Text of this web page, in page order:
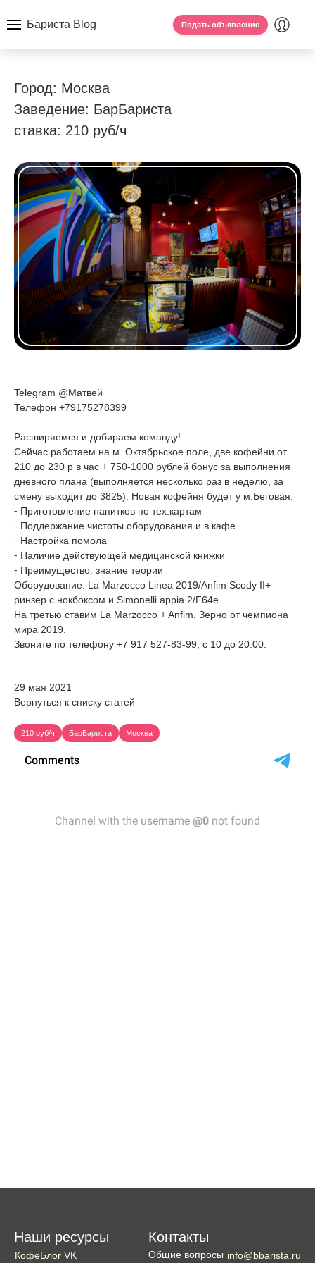
Бариста Blog Подать объявление
Город: Москва
Заведение: БарБариста
ставка: 210 руб/ч
Telegram @Матвей
Телефон +79175278399
Расширяемся и добираем команду!
Сейчас работаем на м. Октябрьское поле, две кофейни от
210 до 230 р в час + 750-1000 рублей бонус за выполнения
дневного плана (выполняется несколько раз в неделю, за
смену выходит до 3825). Новая кофейня будет у м.Беговая.
⁃ Приготовление напитков по тех.картам
⁃ Поддержание чистоты оборудования и в кафе
⁃ Настройка помола
⁃ Наличие действующей медицинской книжки
⁃ Преимущество: знание теории
Оборудование: La Marzocco Linea 2019/Anfim Scody II+
ринзер с нокбоксом и Simonelli appia 2/F64e
На третью ставим La Marzocco + Anfim. Зерно от чемпиона
мира 2019.
Звоните по телефону +7 917 527-83-99, c 10 до 20:00.
29 мая 2021
Вернуться к списку статей
210 руб/ч БарБариста Москва
Наши ресурсы
КофеБлог VK
Контакты
Общие вопросы info@bbarista.ru